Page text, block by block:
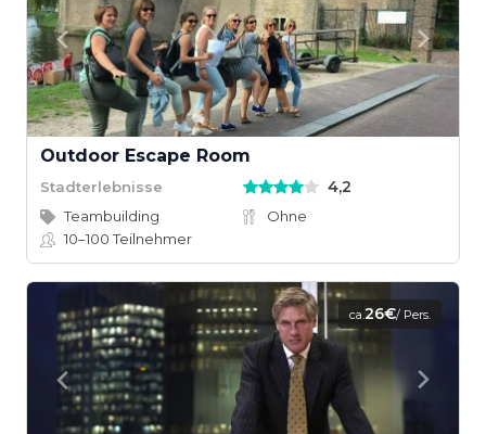
Outdoor Escape Room
Stadterlebnisse 4,2
Teambuilding
Ohne
10–100Teilnehmer
ca.26€/ Pers.